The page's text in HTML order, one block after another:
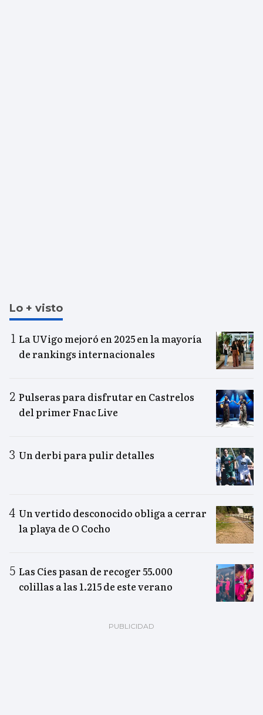
Lo + visto
La UVigo mejoró en 2025 en la mayoría
de rankings internacionales
Pulseras para disfrutar en Castrelos
del primer Fnac Live
Un derbi para pulir detalles
Un vertido desconocido obliga a cerrar
la playa de O Cocho
Las Cíes pasan de recoger 55.000
colillas a las 1.215 de este verano